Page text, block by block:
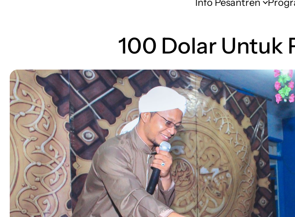
Info Pesantren
100 Dolar Untuk